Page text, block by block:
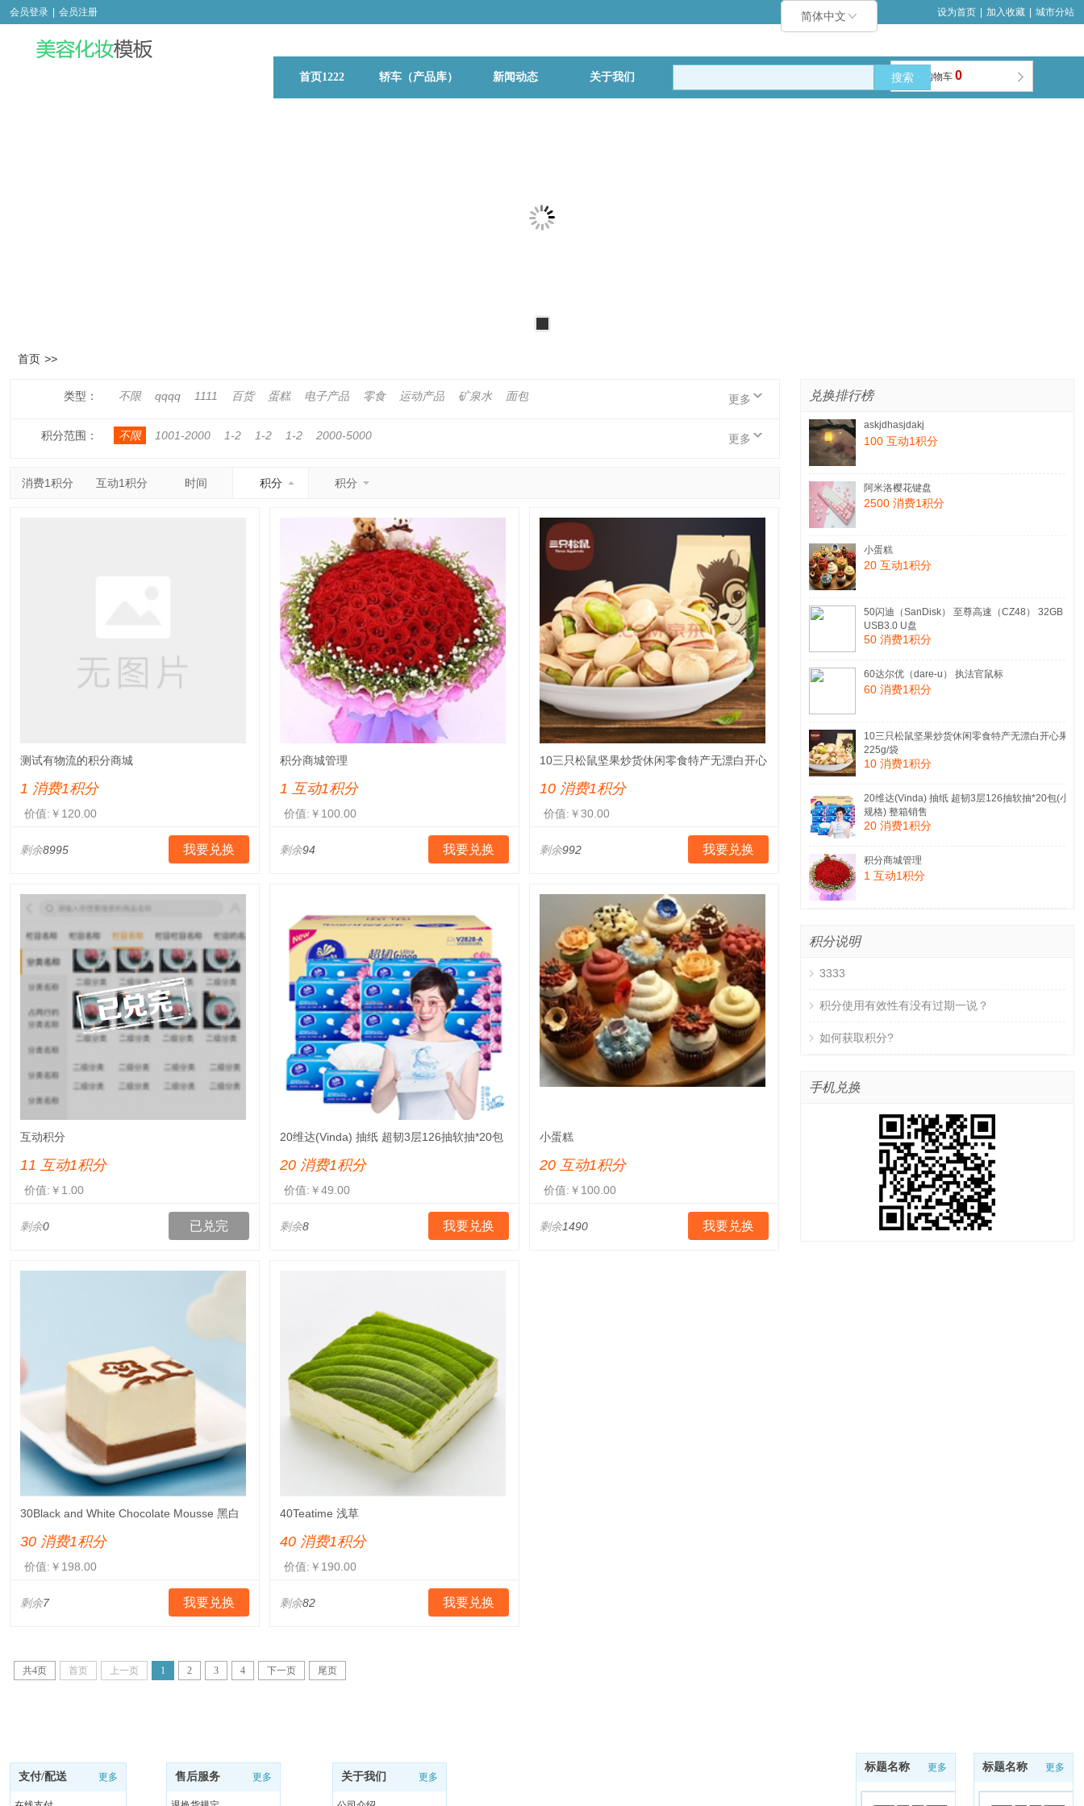
简体中文
搜索 购物车 0
首页1222 轿车（产品库） 新闻动态 关于我们
会员登录 会员注册 设为首页 加入收藏 城市分站
首页 >>
类型： 不限 qqqq 1111 百货 蛋糕 电子产品 零食 运动产品 矿泉水 面包 更多
积分范围： 不限 1001-2000 1-2 1-2 1-2 2000-5000 更多
消费1积分 互动1积分 时间 积分 积分
测试有物流的积分商城
1 消费1积分
价值:￥120.00
剩余8995 我要兑换
积分商城管理
1 互动1积分
价值:￥100.00
剩余94 我要兑换
10三只松鼠坚果炒货休闲零食特产无漂白开心
10 消费1积分
价值:￥30.00
剩余992 我要兑换
互动积分
11 互动1积分
价值:￥1.00
剩余0 已兑完
20维达(Vinda) 抽纸 超韧3层126抽软抽*20包
20 消费1积分
价值:￥49.00
剩余8 我要兑换
小蛋糕
20 互动1积分
价值:￥100.00
剩余1490 我要兑换
30Black and White Chocolate Mousse 黑白
30 消费1积分
价值:￥198.00
剩余7 我要兑换
40Teatime 浅草
40 消费1积分
价值:￥190.00
剩余82 我要兑换
共4页 首页 上一页 1 2 3 4 下一页 尾页
兑换排行榜
askjdhasjdakj
100 互动1积分
阿米洛樱花键盘
2500 消费1积分
小蛋糕
20 互动1积分
50闪迪（SanDisk） 至尊高速（CZ48） 32GB
USB3.0 U盘
50 消费1积分
60达尔优（dare-u） 执法官鼠标
60 消费1积分
10三只松鼠坚果炒货休闲零食特产无漂白开心果
225g/袋
10 消费1积分
20维达(Vinda) 抽纸 超韧3层126抽软抽*20包(小
规格) 整箱销售
20 消费1积分
积分商城管理
1 互动1积分
积分说明
3333
积分使用有效性有没有过期一说？
如何获取积分?
手机兑换
支付/配送 更多 售后服务 更多 关于我们 更多
标题名称 更多
标题名称 更多